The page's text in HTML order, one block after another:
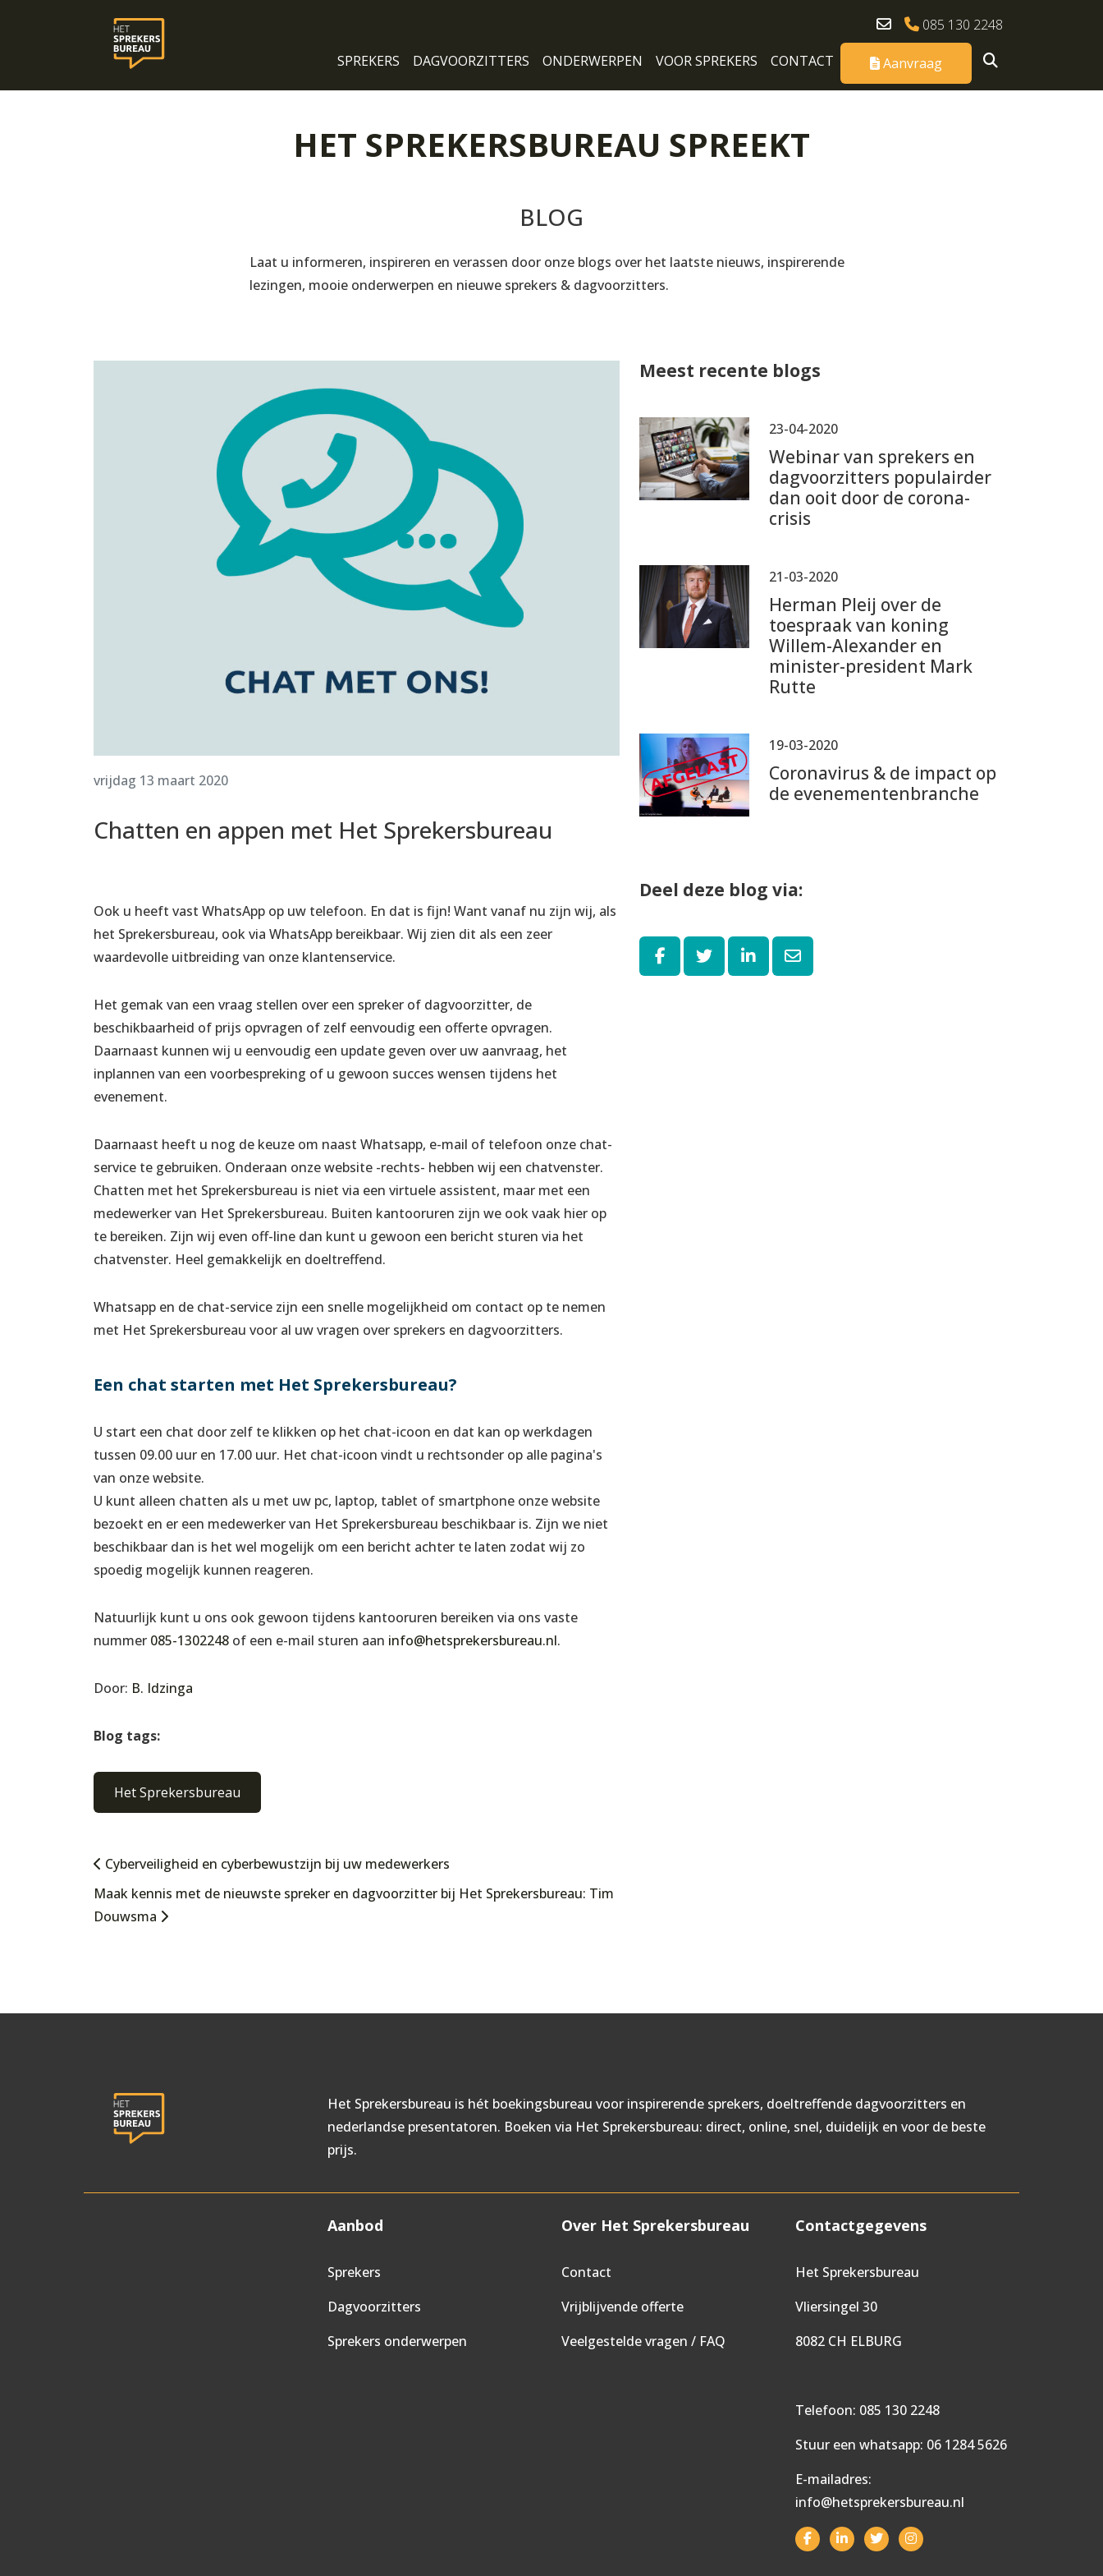
085 130 2248
SPREKERS
DAGVOORZITTERS ONDERWERPEN VOOR SPREKERS CONTACT Aanvraag
Home Blogs Chatten en appen met Het Sprekersbureau
HET SPREKERSBUREAU SPREEKT
BLOG
Laat u informeren, inspireren en verassen door onze blogs over het laatste nieuws, inspirerende
lezingen, mooie onderwerpen en nieuwe sprekers & dagvoorzitters.
vrijdag 13 maart 2020
Chatten en appen met Het Sprekersbureau
Ook u heeft vast WhatsApp op uw telefoon. En dat is fijn! Want vanaf nu zijn wij, als
het Sprekersbureau, ook via WhatsApp bereikbaar. Wij zien dit als een zeer
waardevolle uitbreiding van onze klantenservice.
Het gemak van een vraag stellen over een spreker of dagvoorzitter, de
beschikbaarheid of prijs opvragen of zelf eenvoudig een offerte opvragen.
Daarnaast kunnen wij u eenvoudig een update geven over uw aanvraag, het
inplannen van een voorbespreking of u gewoon succes wensen tijdens het
evenement.
Daarnaast heeft u nog de keuze om naast Whatsapp, e-mail of telefoon onze chat-
service te gebruiken. Onderaan onze website -rechts- hebben wij een chatvenster.
Chatten met het Sprekersbureau is niet via een virtuele assistent, maar met een
medewerker van Het Sprekersbureau. Buiten kantooruren zijn we ook vaak hier op
te bereiken. Zijn wij even off-line dan kunt u gewoon een bericht sturen via het
chatvenster. Heel gemakkelijk en doeltreffend.
Whatsapp en de chat-service zijn een snelle mogelijkheid om contact op te nemen
met Het Sprekersbureau voor al uw vragen over sprekers en dagvoorzitters.
Een chat starten met Het Sprekersbureau?
U start een chat door zelf te klikken op het chat-icoon en dat kan op werkdagen
tussen 09.00 uur en 17.00 uur. Het chat-icoon vindt u rechtsonder op alle pagina's
van onze website.
U kunt alleen chatten als u met uw pc, laptop, tablet of smartphone onze website
bezoekt en er een medewerker van Het Sprekersbureau beschikbaar is. Zijn we niet
beschikbaar dan is het wel mogelijk om een bericht achter te laten zodat wij zo
spoedig mogelijk kunnen reageren.
Natuurlijk kunt u ons ook gewoon tijdens kantooruren bereiken via ons vaste
nummer 085-1302248 of een e-mail sturen aan info@hetsprekersbureau.nl.
Door: B. Idzinga
Blog tags:
Het Sprekersbureau
Cyberveiligheid en cyberbewustzijn bij uw medewerkers
Maak kennis met de nieuwste spreker en dagvoorzitter bij Het Sprekersbureau: Tim
Douwsma
Meest recente blogs
23-04-2020
Webinar van sprekers en
dagvoorzitters populairder
dan ooit door de corona-
crisis
21-03-2020
Herman Pleij over de
toespraak van koning
Willem-Alexander en
minister-president Mark
Rutte
19-03-2020
Coronavirus & de impact op
de evenementenbranche
Deel deze blog via:
Het Sprekersbureau is hét boekingsbureau voor inspirerende sprekers, doeltreffende dagvoorzitters en
nederlandse presentatoren. Boeken via Het Sprekersbureau: direct, online, snel, duidelijk en voor de beste
prijs.
Aanbod
Sprekers
Dagvoorzitters
Sprekers onderwerpen
Over Het Sprekersbureau
Contact
Vrijblijvende offerte
Veelgestelde vragen / FAQ
Contactgegevens
Het Sprekersbureau
Vliersingel 30
8082 CH ELBURG
Telefoon: 085 130 2248
Stuur een whatsapp: 06 1284 5626
E-mailadres:
info@hetsprekersbureau.nl